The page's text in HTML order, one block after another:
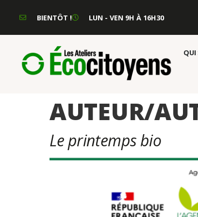
BIENTÔT ! LUN - VEN 9H À 16H30
QUI
AUTEUR/
Le printemps bio